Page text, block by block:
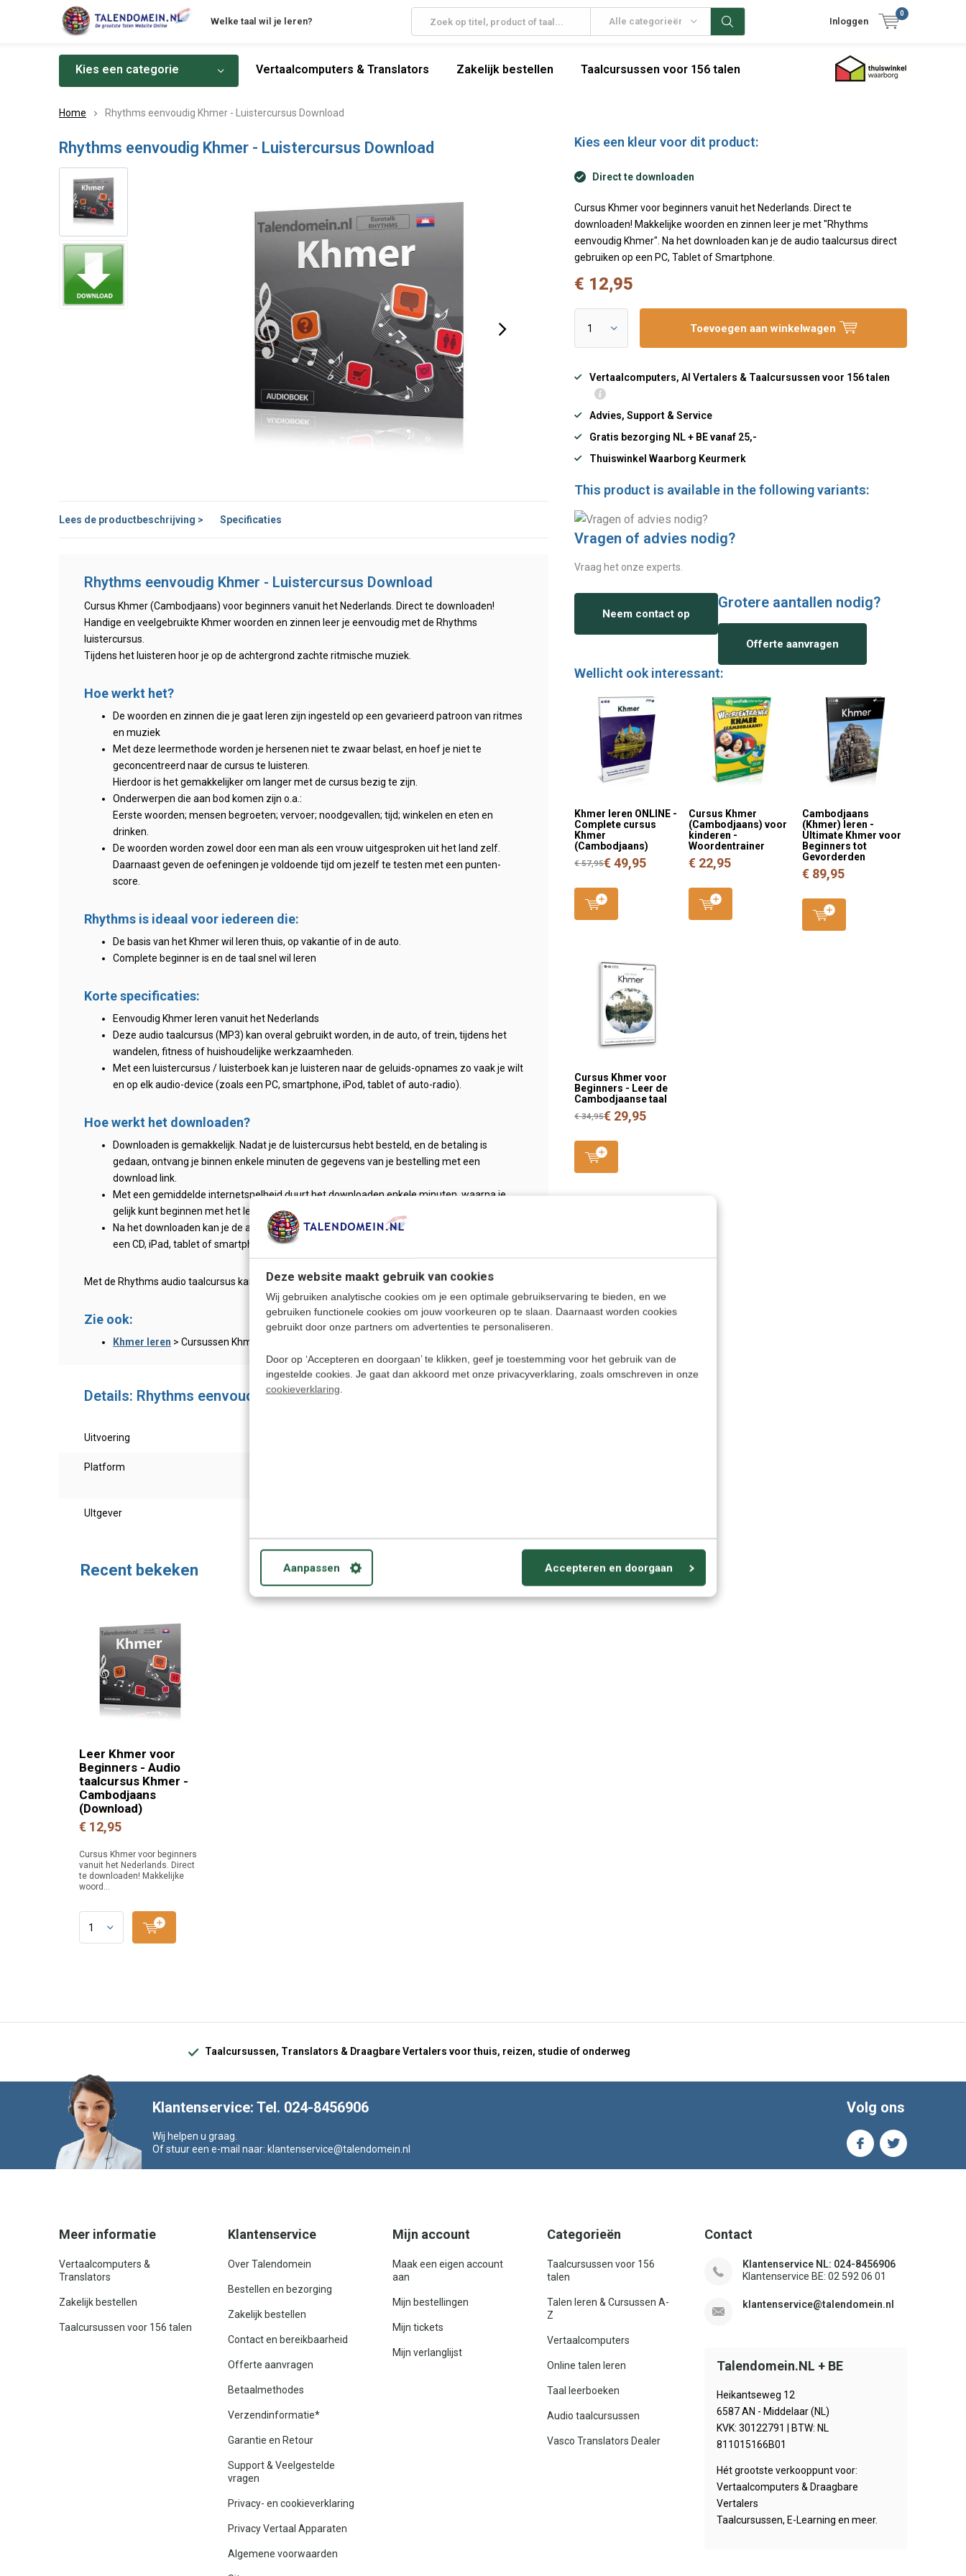
Deze website maakt gebruik van cookies
Wij gebruiken analytische cookies om je een optimale gebruikservaring te bieden, en we
gebruiken functionele cookies om jouw voorkeuren op te slaan. Daarnaast worden cookies
gebruikt door onze partners om advertenties te personaliseren.
Door op ‘Accepteren en doorgaan’ te klikken, geef je toestemming voor het gebruik van de
ingestelde cookies. Je gaat dan akkoord met onze privacyverklaring, zoals omschreven in onze
cookieverklaring.
Aanpassen Accepteren en doorgaan
Welke taal wil je leren? Alle categorieën Inloggen
0
Kies een categorie Vertaalcomputers & Translators Zakelijk bestellen Taalcursussen voor 156 talen
Home Rhythms eenvoudig Khmer - Luistercursus Download
Rhythms eenvoudig Khmer - Luistercursus Download Kies een kleur voor dit product:
Direct te downloaden
Cursus Khmer voor beginners vanuit het Nederlands. Direct te
downloaden! Makkelijke woorden en zinnen leer je met "Rhythms
eenvoudig Khmer". Na het downloaden kan je de audio taalcursus direct
gebruiken op een PC, Tablet of Smartphone.
€ 12,95
Toevoegen aan winkelwagen
Vertaalcomputers, AI Vertalers & Taalcursussen voor 156 talen
Advies, Support & Service
Gratis bezorging NL + BE vanaf 25,-
Thuiswinkel Waarborg Keurmerk
This product is available in the following variants:
Lees de productbeschrijving > Specificaties
Rhythms eenvoudig Khmer - Luistercursus Download
Cursus Khmer (Cambodjaans) voor beginners vanuit het Nederlands. Direct te downloaden!
Handige en veelgebruikte Khmer woorden en zinnen leer je eenvoudig met de Rhythms
luistercursus.
Tijdens het luisteren hoor je op de achtergrond zachte ritmische muziek.
Hoe werkt het?
De woorden en zinnen die je gaat leren zijn ingesteld op een gevarieerd patroon van ritmes
en muziek
Met deze leermethode worden je hersenen niet te zwaar belast, en hoef je niet te
geconcentreerd naar de cursus te luisteren.
Hierdoor is het gemakkelijker om langer met de cursus bezig te zijn.
Onderwerpen die aan bod komen zijn o.a.:
Eerste woorden; mensen begroeten; vervoer; noodgevallen; tijd; winkelen en eten en
drinken.
De woorden worden zowel door een man als een vrouw uitgesproken uit het land zelf.
Daarnaast geven de oefeningen je voldoende tijd om jezelf te testen met een punten-
score.
Rhythms is ideaal voor iedereen die:
De basis van het Khmer wil leren thuis, op vakantie of in de auto.
Complete beginner is en de taal snel wil leren
Korte specificaties:
Eenvoudig Khmer leren vanuit het Nederlands
Deze audio taalcursus (MP3) kan overal gebruikt worden, in de auto, of trein, tijdens het
wandelen, fitness of huishoudelijke werkzaamheden.
Met een luistercursus / luisterboek kan je luisteren naar de geluids-opnames zo vaak je wilt
en op elk audio-device (zoals een PC, smartphone, iPod, tablet of auto-radio).
Hoe werkt het downloaden?
Downloaden is gemakkelijk. Nadat je de luistercursus hebt besteld, en de betaling is
gedaan, ontvang je binnen enkele minuten de gegevens van je bestelling met een
download link.
Met een gemiddelde internetsnelheid duurt het downloaden enkele minuten, waarna je
gelijk kunt beginnen met het leren van de taal Khmer!
Na het downloaden kan je de audio-bestanden gebruiken op de PC, of overzetten naar bijv.
een CD, iPad, tablet of smartphone.
Met de Rhythms audio taalcursus kan je niet makkelijker een taal leren!
Zie ook:
Khmer leren > Cursussen Khmer (Cambodjaans)
Details: Rhythms eenvoudig Khmer - Luistercursus Download
Uitvoering
Platform
UItgever
Vragen of advies nodig?
Vraag het onze experts.
Neem contact op
Grotere aantallen nodig?
Offerte aanvragen
Wellicht ook interessant:
Khmer leren ONLINE -
Complete cursus
Khmer
(Cambodjaans)
€ 57,95€ 49,95
Cursus Khmer
(Cambodjaans) voor
kinderen -
Woordentrainer
€ 22,95
Cambodjaans
(Khmer) leren -
Ultimate Khmer voor
Beginners tot
Gevorderden
€ 89,95
Cursus Khmer voor
Beginners - Leer de
Cambodjaanse taal
€ 34,95€ 29,95
Recent bekeken
Leer Khmer voor
Beginners - Audio
taalcursus Khmer -
Cambodjaans
(Download)
€ 12,95
Cursus Khmer voor beginners
vanuit het Nederlands. Direct
te downloaden! Makkelijke
woord...
Taalcursussen, Translators & Draagbare Vertalers voor thuis, reizen, studie of onderweg
Klantenservice: Tel. 024-8456906
Wij helpen u graag.
Of stuur een e-mail naar: klantenservice@talendomein.nl
Volg ons
Meer informatie
Vertaalcomputers &
Translators
Zakelijk bestellen
Taalcursussen voor 156 talen
Klantenservice
Over Talendomein
Bestellen en bezorging
Zakelijk bestellen
Contact en bereikbaarheid
Offerte aanvragen
Betaalmethodes
Verzendinformatie*
Garantie en Retour
Support & Veelgestelde
vragen
Privacy- en cookieverklaring
Privacy Vertaal Apparaten
Algemene voorwaarden
Mijn account
Maak een eigen account
aan
Mijn bestellingen
Mijn tickets
Mijn verlanglijst
Categorieën
Taalcursussen voor 156
talen
Talen leren & Cursussen A-
Z
Vertaalcomputers
Online talen leren
Taal leerboeken
Audio taalcursussen
Vasco Translators Dealer
Contact
Klantenservice NL: 024-8456906
Klantenservice BE: 02 592 06 01
klantenservice@talendomein.nl
Talendomein.NL + BE
Heikantseweg 12
6587 AN - Middelaar (NL)
KVK: 30122791 | BTW: NL
811015166B01
Hét grootste verkooppunt voor:
Vertaalcomputers & Draagbare
Vertalers
Taalcursussen, E-Learning en meer.